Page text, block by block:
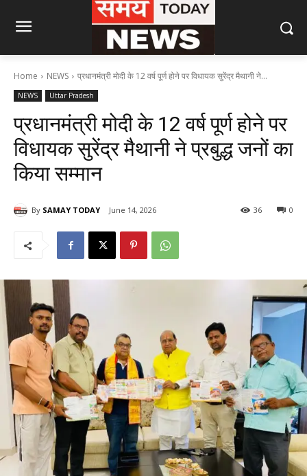
Home NEWS प्रधानमंत्री मोदी के 12 वर्ष पूर्ण होने पर विधायक सुरेंद्र मैथानी ने...
NEWS Uttar Pradesh
प्रधानमंत्री मोदी के 12 वर्ष पूर्ण होने पर
विधायक सुरेंद्र मैथानी ने प्रबुद्ध जनों का
किया सम्मान
By SAMAY TODAY June 14, 2026 0
36